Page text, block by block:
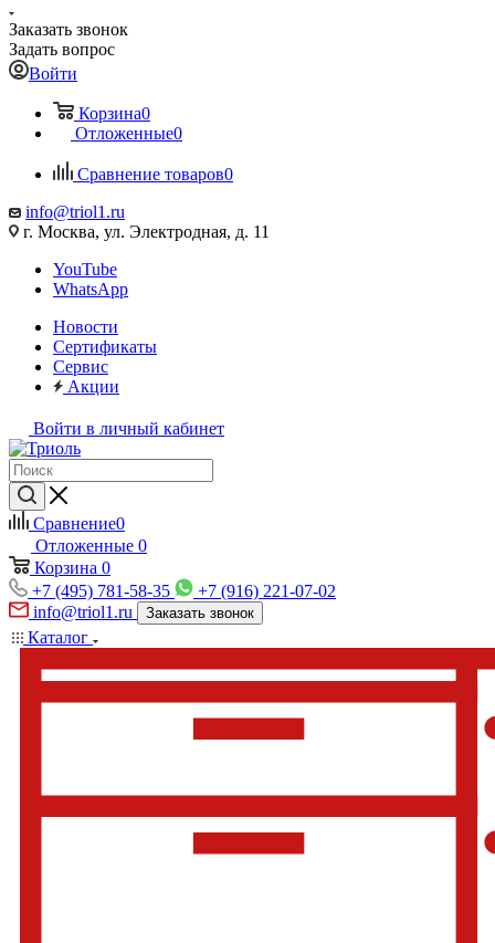
Заказать звонок
Задать вопрос
Войти
Корзина0
Отложенные0
Сравнение товаров0
info@triol1.ru
г. Москва, ул. Электродная, д. 11
YouTube
WhatsApp
Новости
Сертификаты
Сервис
Акции
Войти в личный кабинет
Сравнение0
Отложенные 0
Корзина 0
+7 (495) 781-58-35
+7 (916) 221-07-02
info@triol1.ru
Заказать звонок
Каталог